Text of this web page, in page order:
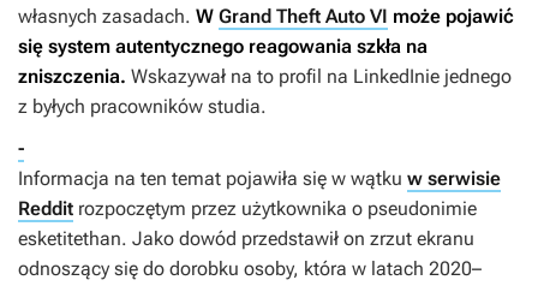
własnych zasadach. W Grand Theft Auto VI może pojawić
się system autentycznego reagowania szkła na
zniszczenia. Wskazywał na to profil na LinkedInie jednego
z byłych pracowników studia.
-
Informacja na ten temat pojawiła się w wątku w serwisie
Reddit rozpoczętym przez użytkownika o pseudonimie
esketitethan. Jako dowód przedstawił on zrzut ekranu
odnoszący się do dorobku osoby, która w latach 2020–